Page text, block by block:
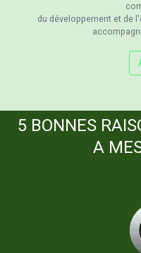
du développement et de
5 BONNES
A